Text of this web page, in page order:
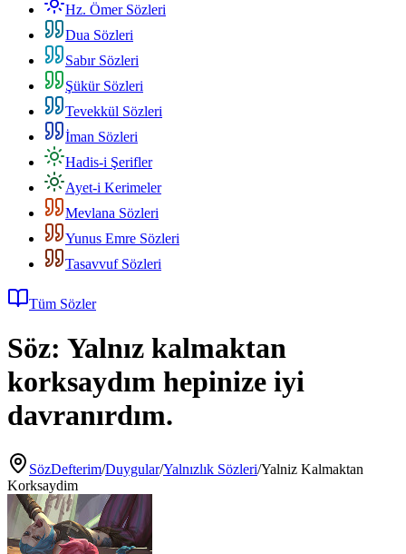
Hz. Ömer Sözleri
Dua Sözleri
Sabır Sözleri
Şükür Sözleri
Tevekkül Sözleri
İman Sözleri
Hadis-i Şerifler
Ayet-i Kerimeler
Mevlana Sözleri
Yunus Emre Sözleri
Tasavvuf Sözleri
Tüm Sözler
Söz: Yalnız kalmaktan
korksaydım hepinize iyi
davranırdım.
SözDefterim/Duygular/Yalnızlık Sözleri/Yalniz Kalmaktan
Korksaydim